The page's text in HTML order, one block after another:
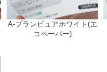
A-プランピュアホワイト(エ
コペーパー)